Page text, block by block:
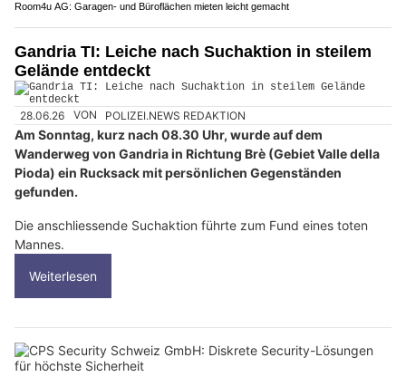
Room4u AG: Garagen- und Büroflächen mieten leicht gemacht
Gandria TI: Leiche nach Suchaktion in steilem
Gelände entdeckt
28.06.26 VON POLIZEI.NEWS REDAKTION
Am Sonntag, kurz nach 08.30 Uhr, wurde auf dem
Wanderweg von Gandria in Richtung Brè (Gebiet Valle della
Pioda) ein Rucksack mit persönlichen Gegenständen
gefunden.
Die anschliessende Suchaktion führte zum Fund eines toten
Mannes.
Weiterlesen